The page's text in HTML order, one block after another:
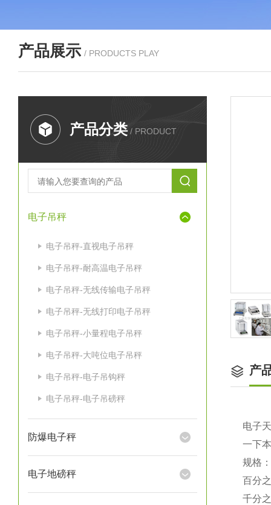
产品展示 / PRODUCTS PLAY
产品分类 / PRODUCT
电子吊秤
电子吊秤-直视电子吊秤
电子吊秤-耐高温电子吊秤
电子吊秤-无线传输电子吊秤
电子吊秤-无线打印电子吊秤
电子吊秤-小量程电子吊秤
电子吊秤-大吨位电子吊秤
电子吊秤-电子吊钩秤
电子吊秤-电子吊磅秤
防爆电子秤
电子地磅秤
产
电子
一下
规格
百分
千分